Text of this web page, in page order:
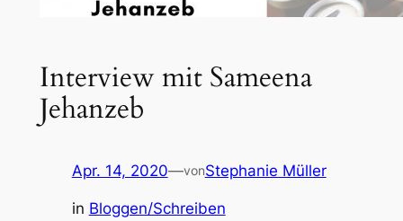
Interview mit Sameena
Jehanzeb
Apr. 14, 2020—vonStephanie Müller
in Bloggen/Schreiben